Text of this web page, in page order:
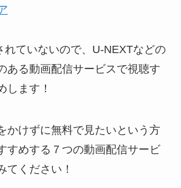
れていないので、U-NEXTなどの
ある動画配信サービスで視聴す
します！
かけずに無料で見たいという方
すめする７つの動画配信サービ
てください！